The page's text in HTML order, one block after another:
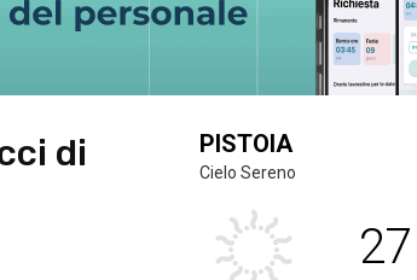
di
PISTOIA
Cielo Sereno
27